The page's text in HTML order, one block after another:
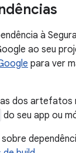
à
ao seu
para ver
dos artefatos
do seu app ou